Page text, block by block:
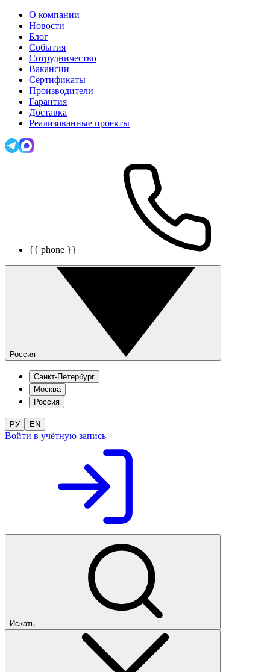
О компании
Новости
Блог
События
Сотрудничество
Вакансии
Сертификаты
Производители
Гарантия
Доставка
Реализованные проекты
{{ phone }}
Россия
Санкт-Петербург
Москва
Россия
РУ EN
Войти в учётную запись
Искать